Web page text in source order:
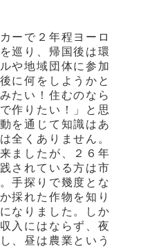
ーで２年程ヨーロ
巡り、帰国後は環
や地域団体に参加
に何をしようかと
たい！住むのなら
作りたい！」と思
を通じて知識はあ
全くありません。
ましたが、２６年
されている方は市
手探りで幾度とな
採れた作物を知り
なりました。しか
入にはならず、夜
、昼は農業という